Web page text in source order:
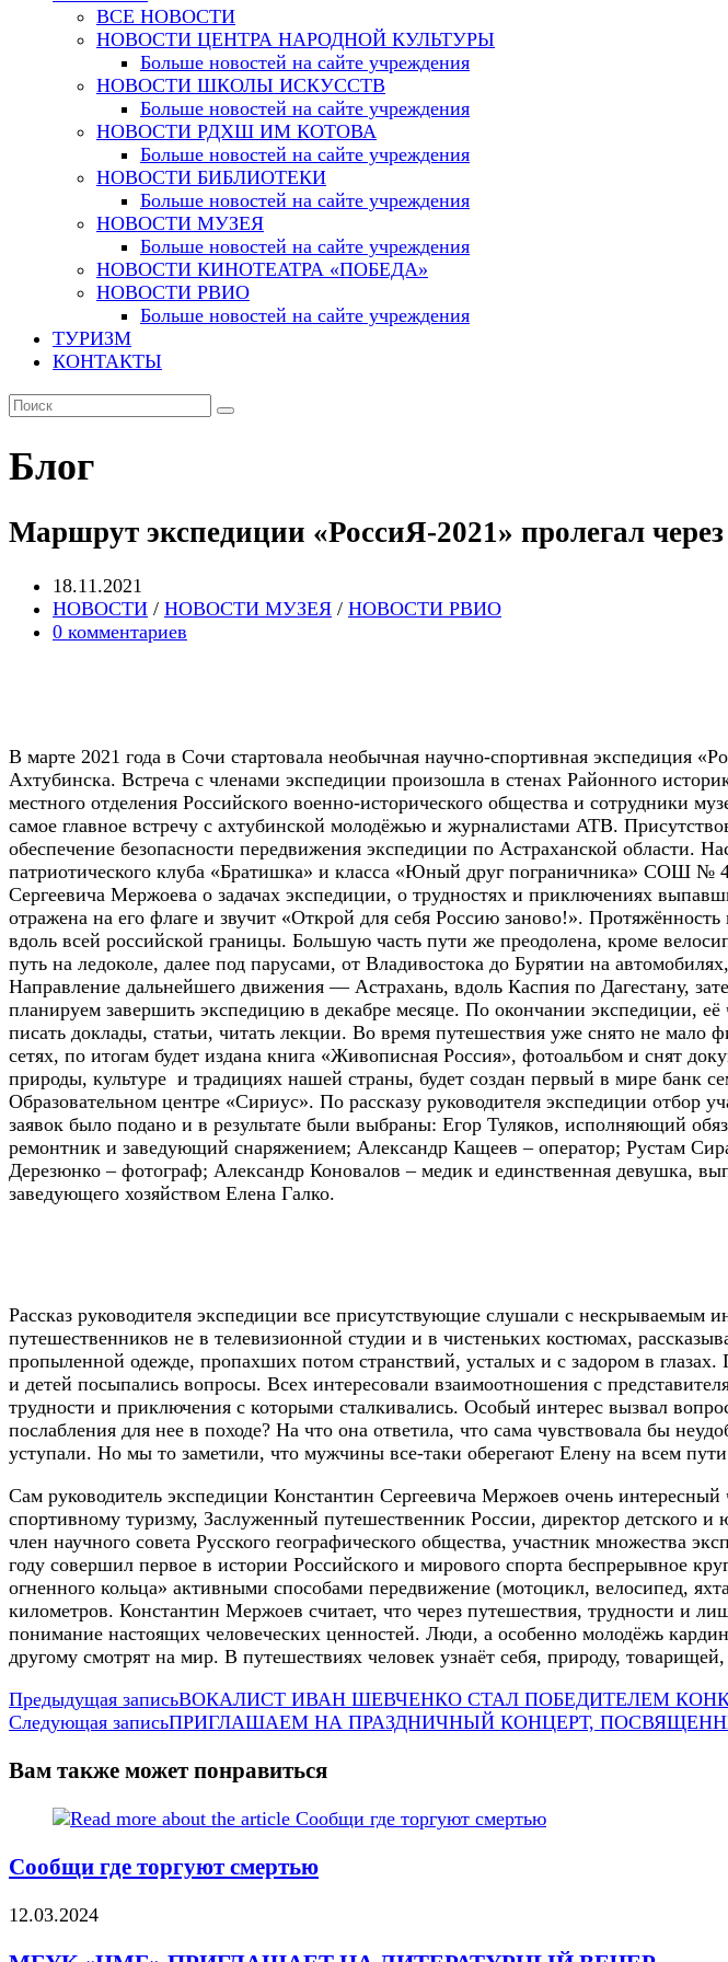
ВСЕ НОВОСТИ
НОВОСТИ ЦЕНТРА НАРОДНОЙ КУЛЬТУРЫ
Больше новостей на сайте учреждения
НОВОСТИ ШКОЛЫ ИСКУССТВ
Больше новостей на сайте учреждения
НОВОСТИ РДХШ ИМ КОТОВА
Больше новостей на сайте учреждения
НОВОСТИ БИБЛИОТЕКИ
Больше новостей на сайте учреждения
НОВОСТИ МУЗЕЯ
Больше новостей на сайте учреждения
НОВОСТИ КИНОТЕАТРА «ПОБЕДА»
НОВОСТИ РВИО
Больше новостей на сайте учреждения
ТУРИЗМ
КОНТАКТЫ
Блог
Маршрут экспедиции «РоссиЯ-2021» пролегал
Запись
опубликована:
18.11.2021
Post
category:
НОВОСТИ / НОВОСТИ МУЗЕЯ / НОВОСТИ РВИО
Post
0 комментариев
В марте 2021 года в Сочи стартовала необычная научно-спортивная экспедиция
Ахтубинска. Встреча с членами экспедиции произошла в стенах Районного
местного отделения Российского военно-исторического общества и сотрудники
самое главное встречу с ахтубинской молодёжью и журналистами АТВ.
обеспечение безопасности передвижения экспедиции по Астраханской области.
патриотического клуба «Братишка» и класса «Юный друг пограничника» СОШ № 4
Сергеевича Мержоева о задачах экспедиции, о трудностях и приключениях
отражена на его флаге и звучит «Открой для себя Россию заново!».
вдоль всей российской границы. Большую часть пути же преодолена, кроме
путь на ледоколе, далее под парусами, от Владивостока до Бурятии на
Направление дальнейшего движения — Астрахань, вдоль Каспия по Дагестану,
планируем завершить экспедицию в декабре месяце. По окончании экспедиции,
писать доклады, статьи, читать лекции. Во время путешествия уже снято не мало
сетях, по итогам будет издана книга «Живописная Россия», фотоальбом и снят
природы, культуре и традициях нашей страны, будет создан первый в мире банк
Образовательном центре «Сириус». По рассказу руководителя экспедиции отбор
заявок было подано и в результате были выбраны: Егор Туляков, исполняющий
ремонтник и заведующий снаряжением; Александр Кащеев – оператор; Рустам
Дерезюнко – фотограф; Александр Коновалов – медик и единственная девушка,
заведующего хозяйством Елена Галко.
Рассказ руководителя экспедиции все присутствующие слушали с нескрываемым
путешественников не в телевизионной студии и в чистеньких костюмах,
пропыленной одежде, пропахших потом странствий, усталых и с задором в глазах.
и детей посыпались вопросы. Всех интересовали взаимоотношения с
трудности и приключения с которыми сталкивались. Особый интерес вызвал
послабления для нее в походе? На что она ответила, что сама чувствовала бы
уступали. Но мы то заметили, что мужчины все-таки оберегают Елену на всем
Сам руководитель экспедиции Константин Сергеевича Мержоев очень
спортивному туризму, Заслуженный путешественник России, директор детского и
член научного совета Русского географического общества, участник множества
году совершил первое в истории Российского и мирового спорта беспрерывное
огненного кольца» активными способами передвижение (мотоцикл, велосипед,
километров. Константин Мержоев считает, что через путешествия, трудности и
понимание настоящих человеческих ценностей. Люди, а особенно молодёжь
другому смотрят на мир. В путешествиях человек узнаёт себя, природу,
Еще
статьи
Предыдущая записьВОКАЛИСТ ИВАН ШЕВЧЕНКО СТАЛ ПОБЕДИТЕЛЕМ
Следующая записьПРИГЛАШАЕМ НА ПРАЗДНИЧНЫЙ КОНЦЕРТ,
Вам также может понравиться
Сообщи где торгуют смертью
12.03.2024